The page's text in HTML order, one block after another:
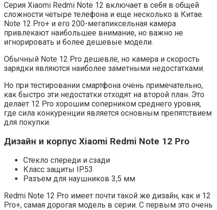
Серия Xiaomi Redmi Note 12 включает в себя в общей
сложности четыре телефона и еще несколько в Китае.
Note 12 Pro+ и его 200-мегапиксельная камера
привлекают наибольшее внимание, но важно не
игнорировать и более дешевые модели.
Обычный Note 12 Pro дешевле, но камера и скорость
зарядки являются наиболее заметными недостатками.
Но при тестировании смартфона очень примечательно,
как быстро эти недостатки отходят на второй план. Это
делает 12 Pro хорошим соперником среднего уровня,
где сила конкуренции является основным препятствием
для покупки.
Дизайн и корпус Xiaomi Redmi Note 12 Pro
Стекло спереди и сзади
Класс защиты IP53
Разъем для наушников 3,5 мм
Redmi Note 12 Pro имеет почти такой же дизайн, как и 12
Pro+, самая дорогая модель в серии. С первым это очень